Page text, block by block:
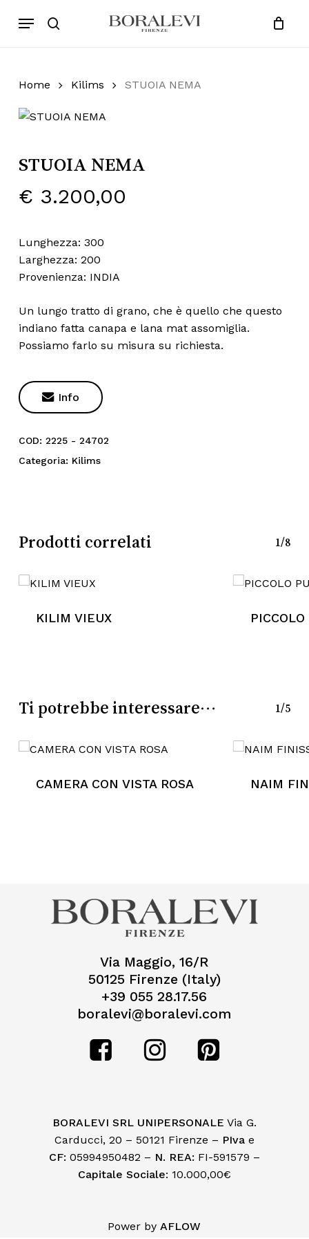
Products
search
Menu
Cart Close
Nessun prodotto nel
Home Kilims STUOIA NEMA
STUOIA NEMA
€ 3.200,00
Lunghezza: 300
Larghezza: 200
Provenienza: INDIA
Un lungo tratto di grano, che è quello che questo
indiano fatta canapa e lana mat assomiglia.
Possiamo farlo su misura su richiesta.
Info
COD: 2225 - 24702
Categoria: Kilims
Prodotti correlati 1/8
KILIM VIEUX
Ti potrebbe interessare… 1/5
CAMERA CON VISTA ROSA NAIM
Via Maggio, 16/R
50125 Firenze (Italy)
+39 055 28.17.56
boralevi@boralevi.com
BORALEVI SRL UNIPERSONALE Via G.
Carducci, 20 – 50121 Firenze – PIvae
CF: 05994950482 – N. REA: FI-591579 –
Capitale Sociale: 10.000,00€
Power byAFLOW